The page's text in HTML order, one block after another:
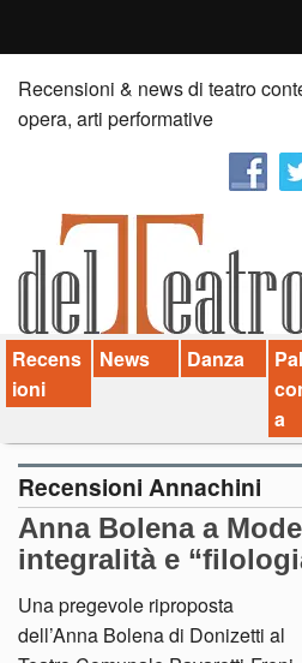
Home
Recensioni
News
Palazzi consiglia
Video
Chi siamo
Contatti
dT in English
Recensioni & news di teatro
opera, arti performative
Recens
ioni
News Danza
a
Recensioni Annachini
Anna Bolena a
integralità e
Una pregevole riproposta
dell’Anna Bolena di Donizetti al